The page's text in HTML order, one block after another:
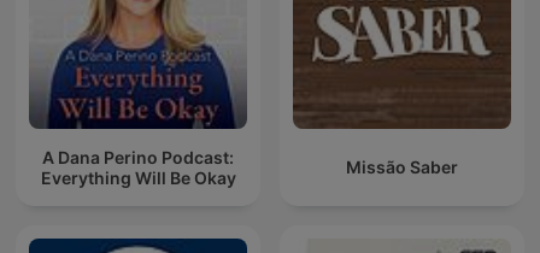
A Dana Perino Podcast:
Everything Will Be Okay
Missão Saber